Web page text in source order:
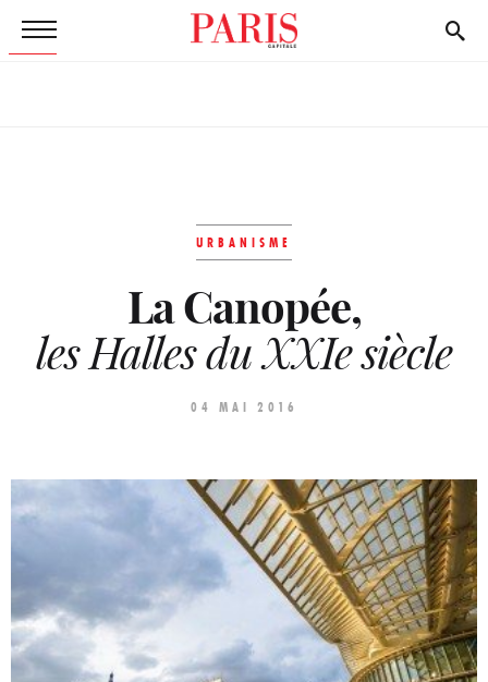
URBANISME
La Canopée,
les Halles du XXIe siècle
04 MAI 2016